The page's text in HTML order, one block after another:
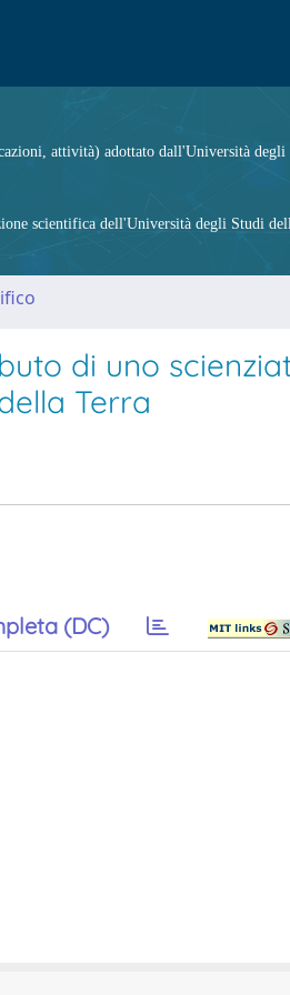
attività) adottato dall'Università degli
scientifica dell'Università degli Studi
di uno
Terra
(DC)